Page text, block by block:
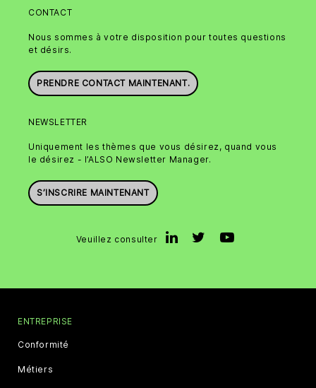
CONTACT
Nous sommes à votre disposition pour toutes questions
et désirs.
PRENDRE CONTACT MAINTENANT.
NEWSLETTER
Uniquement les thèmes que vous désirez, quand vous
le désirez - l’ALSO Newsletter Manager.
S’INSCRIRE MAINTENANT
Veuillez consulter
ENTREPRISE
Conformité
Métiers